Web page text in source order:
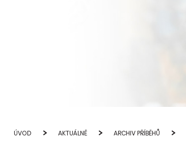
ÚVOD AKTUÁLNĚ ARCHIV PŘÍBĚHŮ